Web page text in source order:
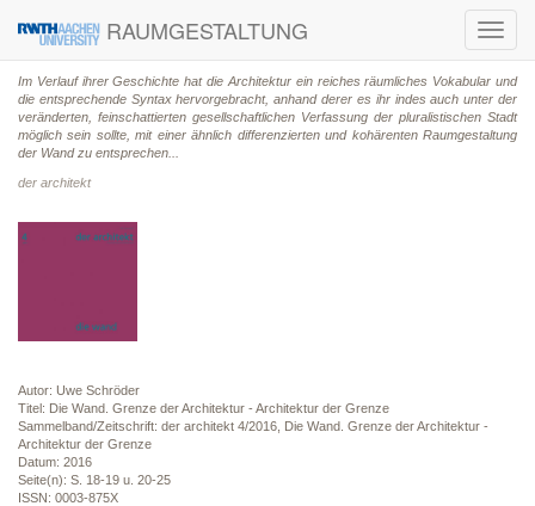
RAUMGESTALTUNG
Im Verlauf ihrer Geschichte hat die Architektur ein reiches räumliches Vokabular und
die entsprechende Syntax hervorgebracht, anhand derer es ihr indes auch unter der
veränderten, feinschattierten gesellschaftlichen Verfassung der pluralistischen Stadt
möglich sein sollte, mit einer ähnlich differenzierten und kohärenten Raumgestaltung
der Wand zu entsprechen...
der architekt
Autor: Uwe Schröder
Titel: Die Wand. Grenze der Architektur - Architektur der Grenze
Sammelband/Zeitschrift: der architekt 4/2016, Die Wand. Grenze der Architektur -
Architektur der Grenze
Datum: 2016
Seite(n): S. 18-19 u. 20-25
ISSN: 0003-875X